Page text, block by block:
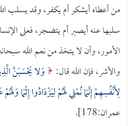
من أعطاه أيشكر أم يكفر، وقد يسلب
سلبها عنه أيصبر أم يتضجر، فعلى
الأمور، وأن لا يتخذ من نعم الله
والأشر، فإن الله قال:
وَلا يَحْسَبَنَّ
لِأَنْفُسِهِمْ إِنَّمَا نُمْلِي لَهُمْ لِيَزْدَادُوا إِثْمًا
عمران:178].